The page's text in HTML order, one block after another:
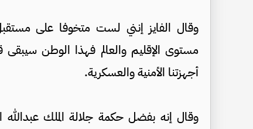
وقال الفايز إنني لست متخوفا على
مستوى الإقليم والعالم فهذا الوطن
أجهزتنا الأمنية والعسكرية.
وقال إنه بفضل حكمة جلالة الملك عبدالله